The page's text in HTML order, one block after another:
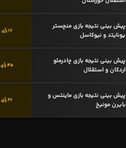
پیش بینی نتیجه بازی منچستر
یونایتد و نیوکاسل
17 رأی
پیش بینی نتیجه بازی چادرملو
اردکان و استقلال
45 رأی
پیش بینی نتیجه بازی ماینتس و
بایرن مونیخ
27 رأی